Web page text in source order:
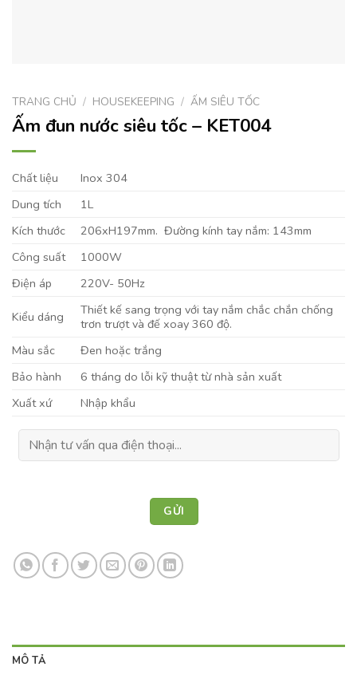
TRANG CHỦ / HOUSEKEEPING / ẤM SIÊU TỐC
Ấm đun nước siêu tốc – KET004
Chất liệu
Inox 304
Dung tích
1L
Kích thước
206xH197mm. Đường kính tay nắm: 143mm
Công suất
1000W
Điện áp
220V- 50Hz
Kiểu dáng
Thiết kế sang trọng với tay nắm chắc chắn chống
trơn trượt và đế xoay 360 độ.
Màu sắc
Đen hoặc trắng
Bảo hành
6 tháng do lỗi kỹ thuật từ nhà sản xuất
Xuất xứ
Nhập khẩu
MÔ TẢ